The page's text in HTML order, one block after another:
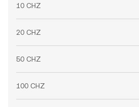
10 CHZ
20 CHZ
50 CHZ
100 CHZ